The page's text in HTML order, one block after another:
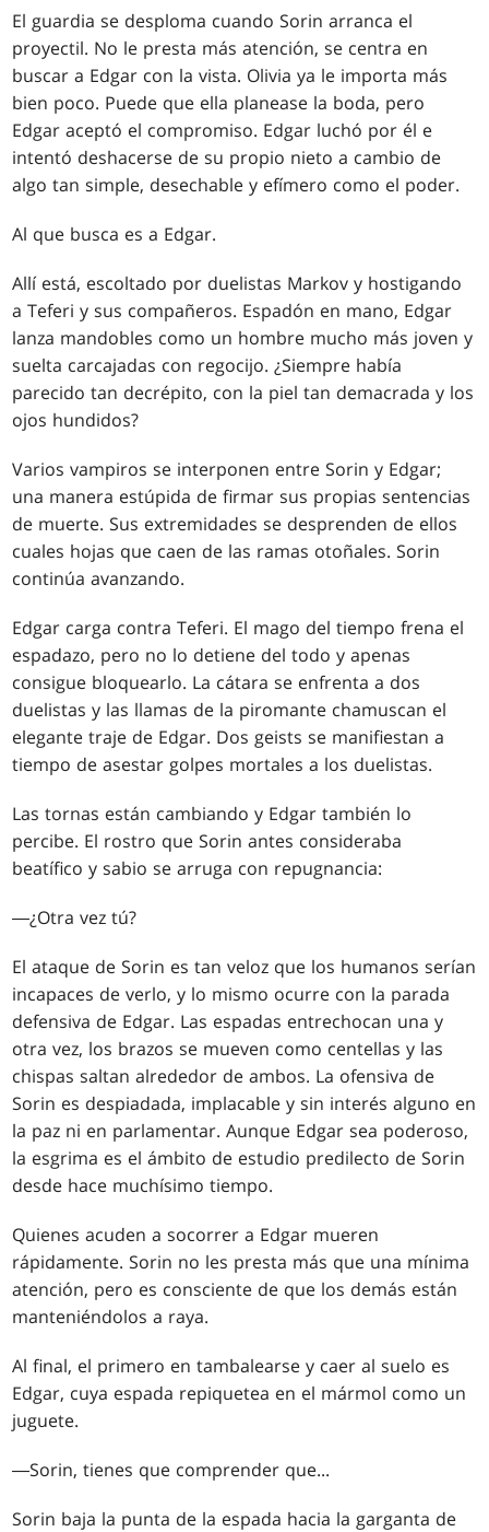
El guardia se desploma cuando Sorin arranca el
proyectil. No le presta más atención, se centra en
buscar a Edgar con la vista. Olivia ya le importa más
bien poco. Puede que ella planease la boda, pero
Edgar aceptó el compromiso. Edgar luchó por él e
intentó deshacerse de su propio nieto a cambio de
algo tan simple, desechable y efímero como el poder.
Al que busca es a Edgar.
Allí está, escoltado por duelistas Markov y hostigando
a Teferi y sus compañeros. Espadón en mano, Edgar
lanza mandobles como un hombre mucho más joven y
suelta carcajadas con regocijo. ¿Siempre había
parecido tan decrépito, con la piel tan demacrada y los
ojos hundidos?
Varios vampiros se interponen entre Sorin y Edgar;
una manera estúpida de firmar sus propias sentencias
de muerte. Sus extremidades se desprenden de ellos
cuales hojas que caen de las ramas otoñales. Sorin
continúa avanzando.
Edgar carga contra Teferi. El mago del tiempo frena el
espadazo, pero no lo detiene del todo y apenas
consigue bloquearlo. La cátara se enfrenta a dos
duelistas y las llamas de la piromante chamuscan el
elegante traje de Edgar. Dos geists se manifiestan a
tiempo de asestar golpes mortales a los duelistas.
Las tornas están cambiando y Edgar también lo
percibe. El rostro que Sorin antes consideraba
beatífico y sabio se arruga con repugnancia:
―¿Otra vez tú?
El ataque de Sorin es tan veloz que los humanos serían
incapaces de verlo, y lo mismo ocurre con la parada
defensiva de Edgar. Las espadas entrechocan una y
otra vez, los brazos se mueven como centellas y las
chispas saltan alrededor de ambos. La ofensiva de
Sorin es despiadada, implacable y sin interés alguno en
la paz ni en parlamentar. Aunque Edgar sea poderoso,
la esgrima es el ámbito de estudio predilecto de Sorin
desde hace muchísimo tiempo.
Quienes acuden a socorrer a Edgar mueren
rápidamente. Sorin no les presta más que una mínima
atención, pero es consciente de que los demás están
manteniéndolos a raya.
Al final, el primero en tambalearse y caer al suelo es
Edgar, cuya espada repiquetea en el mármol como un
juguete.
―Sorin, tienes que comprender que...
Sorin baja la punta de la espada hacia la garganta de